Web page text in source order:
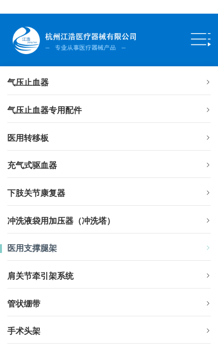
气压止血器
气压止血器专用配件
医用转移板
充气式驱血器
下肢关节康复器
冲洗液袋用加压器（冲洗塔）
医用支撑腿架
肩关节牵引架系统
管状绷带
手术头架